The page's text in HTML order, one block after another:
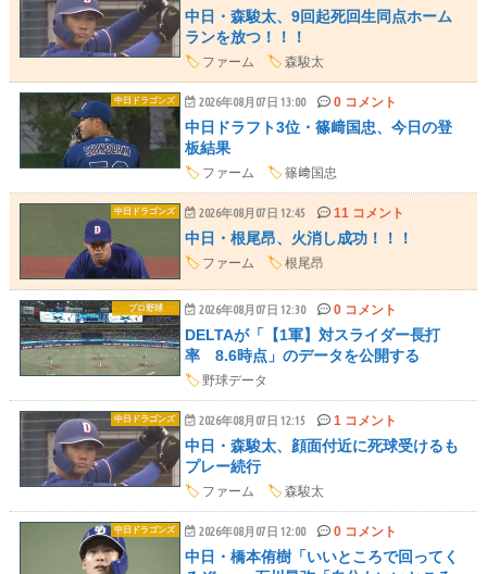
中日・森駿太、9回起死回生同点ホーム
ランを放つ！！！
🏷️ ファーム 🏷️森駿太
中日ドラゴンズ 2026年08月07日 13:00 0 コメント
中日ドラフト3位・篠﨑国忠、今日の登
板結果
🏷️ ファーム 🏷️篠﨑国忠
中日ドラゴンズ 2026年08月07日 12:45 11 コメント
中日・根尾昂、火消し成功！！！
🏷️ ファーム 🏷️根尾昂
プロ野球 2026年08月07日 12:30 0 コメント
DELTAが「【1軍】対スライダー長打
率 8.6時点」のデータを公開する
🏷️野球データ
中日ドラゴンズ 2026年08月07日 12:15 1 コメント
中日・森駿太、顔面付近に死球受けるも
プレー続行
🏷️ ファーム 🏷️森駿太
中日ドラゴンズ 2026年08月07日 12:00 0 コメント
中日・橋本侑樹「いいところで回ってく